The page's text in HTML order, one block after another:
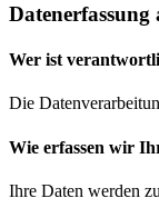
Datenerfassung
Wer ist
Die
Wie erfassen wir
Ihre Daten werden